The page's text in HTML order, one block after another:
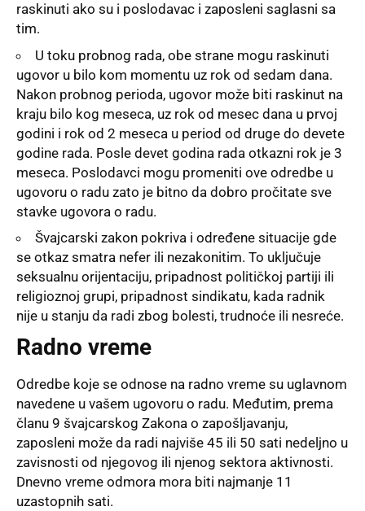
raskinuti ako su i poslodavac i zaposleni saglasni sa
tim.
U toku probnog rada, obe strane mogu raskinuti
ugovor u bilo kom momentu uz rok od sedam dana.
Nakon probnog perioda, ugovor može biti raskinut na
kraju bilo kog meseca, uz rok od mesec dana u prvoj
godini i rok od 2 meseca u period od druge do devete
godine rada. Posle devet godina rada otkazni rok je 3
meseca. Poslodavci mogu promeniti ove odredbe u
ugovoru o radu zato je bitno da dobro pročitate sve
stavke ugovora o radu.
Švajcarski zakon pokriva i određene situacije gde
se otkaz smatra nefer ili nezakonitim. To uključuje
seksualnu orijentaciju, pripadnost političkoj partiji ili
religioznoj grupi, pripadnost sindikatu, kada radnik
nije u stanju da radi zbog bolesti, trudnoće ili nesreće.
Radno vreme
Odredbe koje se odnose na radno vreme su uglavnom
navedene u vašem ugovoru o radu. Međutim, prema
članu 9 švajcarskog Zakona o zapošljavanju,
zaposleni može da radi najviše 45 ili 50 sati nedeljno u
zavisnosti od njegovog ili njenog sektora aktivnosti.
Dnevno vreme odmora mora biti najmanje 11
uzastopnih sati.